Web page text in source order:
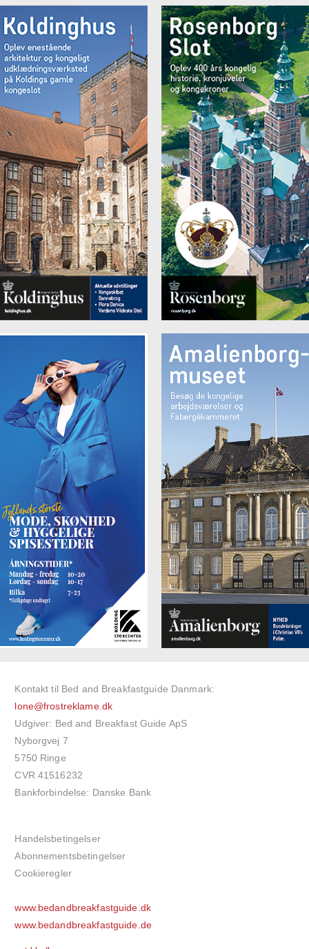
Kontakt til Bed and Breakfastguide Danmark:
lone@frostreklame.dk
Udgiver: Bed and Breakfast Guide ApS
Nyborgvej 7
5750 Ringe
CVR 41516232
Bankforbindelse: Danske Bank
Handelsbetingelser
Abonnementsbetingelser
Cookieregler
www.bedandbreakfastguide.dk
www.bedandbreakfastguide.de